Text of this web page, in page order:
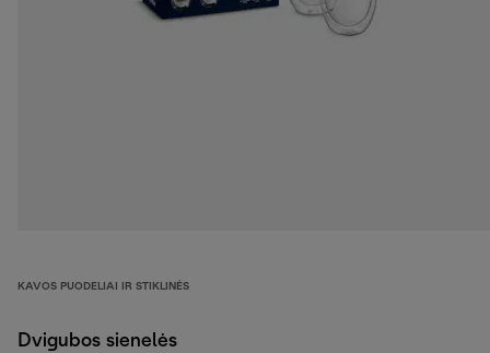
KAVOS PUODELIAI IR STIKLINĖS
Dvigubos sienelės